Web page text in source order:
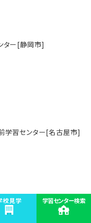
ター[静岡市]
学習センター[名古屋市]
ンター[大阪市]
校見学 学習センター検索